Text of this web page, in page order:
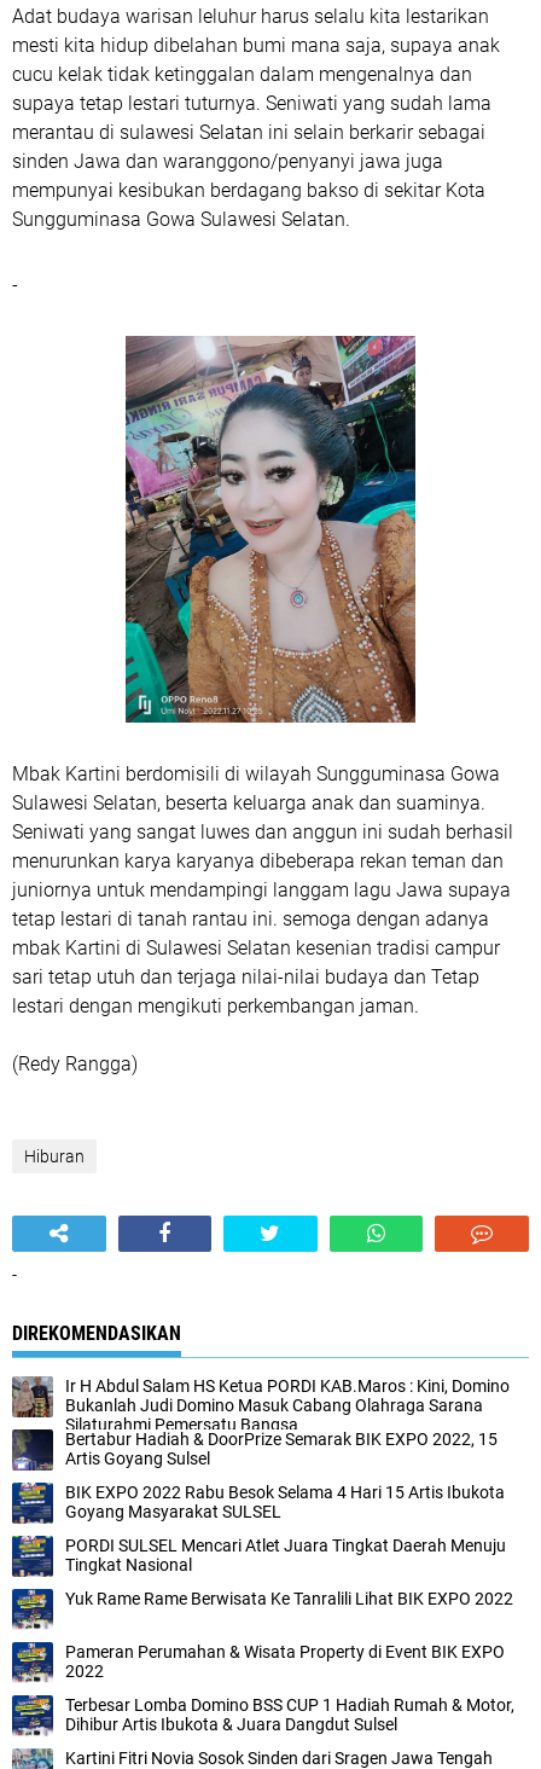
Adat budaya warisan leluhur harus selalu kita lestarikan
mesti kita hidup dibelahan bumi mana saja, supaya anak
cucu kelak tidak ketinggalan dalam mengenalnya dan
supaya tetap lestari tuturnya. Seniwati yang sudah lama
merantau di sulawesi Selatan ini selain berkarir sebagai
sinden Jawa dan waranggono/penyanyi jawa juga
mempunyai kesibukan berdagang bakso di sekitar Kota
Sungguminasa Gowa Sulawesi Selatan.
-
Mbak Kartini berdomisili di wilayah Sungguminasa Gowa
Sulawesi Selatan, beserta keluarga anak dan suaminya.
Seniwati yang sangat luwes dan anggun ini sudah berhasil
menurunkan karya karyanya dibeberapa rekan teman dan
juniornya untuk mendampingi langgam lagu Jawa supaya
tetap lestari di tanah rantau ini. semoga dengan adanya
mbak Kartini di Sulawesi Selatan kesenian tradisi campur
sari tetap utuh dan terjaga nilai-nilai budaya dan Tetap
lestari dengan mengikuti perkembangan jaman.
(Redy Rangga)
Hiburan
-
DIREKOMENDASIKAN
Ir H Abdul Salam HS Ketua PORDI KAB.Maros : Kini, Domino
Bukanlah Judi Domino Masuk Cabang Olahraga Sarana
Silaturahmi Pemersatu Bangsa
Bertabur Hadiah & DoorPrize Semarak BIK EXPO 2022, 15
Artis Goyang Sulsel
BIK EXPO 2022 Rabu Besok Selama 4 Hari 15 Artis Ibukota
Goyang Masyarakat SULSEL
PORDI SULSEL Mencari Atlet Juara Tingkat Daerah Menuju
Tingkat Nasional
Yuk Rame Rame Berwisata Ke Tanralili Lihat BIK EXPO 2022
Pameran Perumahan & Wisata Property di Event BIK EXPO
2022
Terbesar Lomba Domino BSS CUP 1 Hadiah Rumah & Motor,
Dihibur Artis Ibukota & Juara Dangdut Sulsel
Kartini Fitri Novia Sosok Sinden dari Sragen Jawa Tengah